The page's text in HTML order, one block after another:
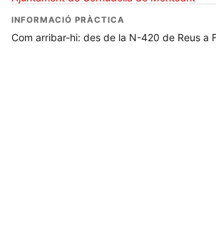
INFORMACIÓ PRÀCTICA
Com arribar-hi: des de la N-420 de Reus a